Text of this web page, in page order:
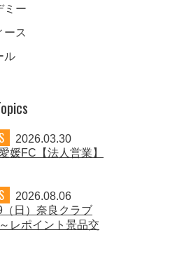
ミー
ース
ル
2026.03.30
媛FC【法人営業】
2026.08.06
（日）奈良クラブ
レポイント景品交